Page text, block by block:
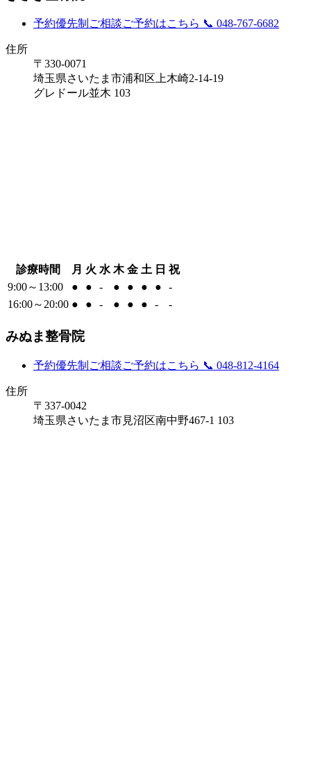
予約優先制 ご相談ご予約はこちら 📞 048-767-6682
住所
〒330-0071
埼玉県さいたま市浦和区上木崎2-14-19
グレドール並木 103
診療時間 月 火 水 木 金 土 日 祝
9:00～13:00
● ● - ● ● ● ●
-
16:00～20:00 ● ● - ● ● ● - -
みぬま整骨院
予約優先制 ご相談ご予約はこちら 📞 048-812-4164
住所
〒337-0042
埼玉県さいたま市見沼区南中野467-1 103